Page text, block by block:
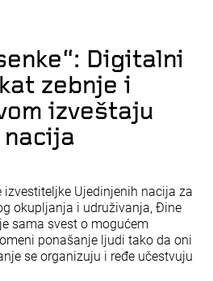
Digitalni
zebnje i
izveštaju
izvestiteljke Ujedinjenih nacija za
okupljanja i udruživanja, Đine
sama svest o mogućem
ponašanje ljudi tako da oni
se organizuju i ređe učestvuju